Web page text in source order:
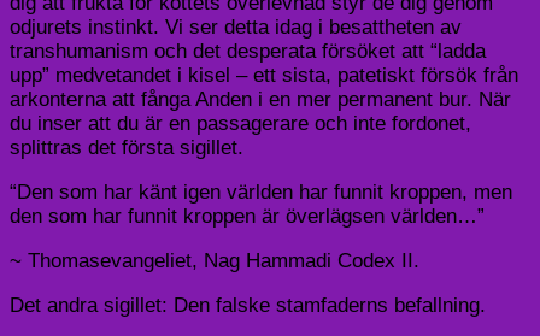
odjurets instinkt. Vi ser detta idag i besattheten av
transhumanism och det desperata försöket att “ladda
upp” medvetandet i kisel – ett sista, patetiskt försök från
arkonterna att fånga Anden i en mer permanent bur. När
du inser att du är en passagerare och inte fordonet,
splittras det första sigillet.
“Den som har känt igen världen har funnit kroppen, men
den som har funnit kroppen är överlägsen världen…”
~ Thomasevangeliet, Nag Hammadi Codex II.
Det andra sigillet: Den falske stamfaderns befallning.